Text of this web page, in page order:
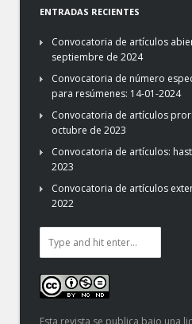
ENTRADAS RECIENTES
Convocatoria de artículos
septiembre de 2024
Convocatoria de número
para resúmenes: 14-01-2024
Convocatoria de artículos
octubre de 2023
Convocatoria de artículos:
2023
Convocatoria de artículos
2022
Esta revista se publica bajo una